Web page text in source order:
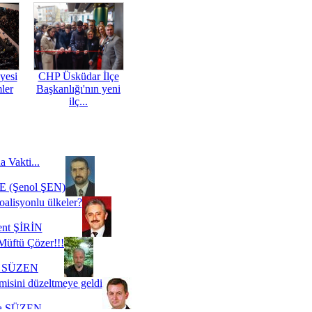
CHP Üsküdar İlçe
Başkanlığı'nın yeni
ilç...
Vakti...
(Şenol ŞEN)
ülkeler?
ŞİRİN
Çözer!!!
düzeltmeye geldi
SÜZEN